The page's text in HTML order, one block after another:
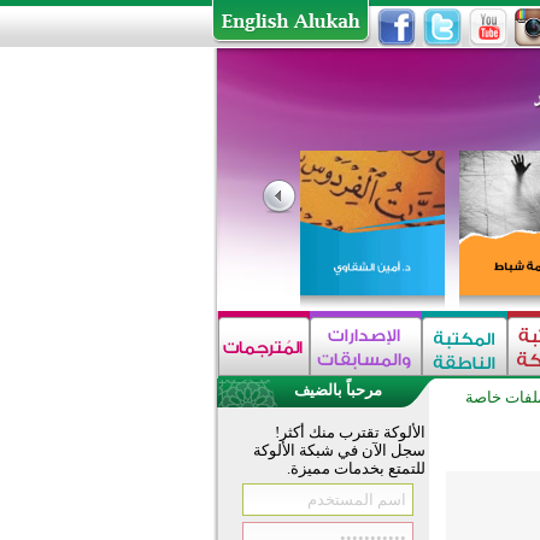
خاصة مرحباً بالضيف
الألوكة تقترب منك أكثر!
سجل الآن في شبكة الألوكة
للتمتع بخدمات مميزة.